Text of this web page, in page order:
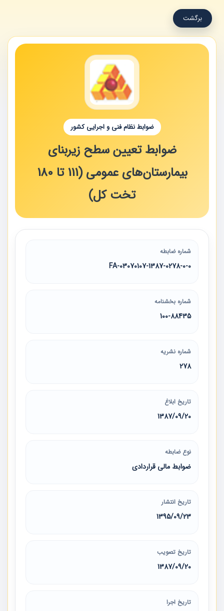
برگشت
ضوابط نظام فنی و اجرایی کشور
ضوابط تعیین سطح زیربنای
بیمارستان‌های عمومی (111 تا 180
تخت کل)
شماره ضابطه
03070107-1387-0278-0-0-FA
شماره بخشنامه
100-88435
شماره نشریه
278
تاریخ ابلاغ
1387/09/20
نوع ضابطه
ضوابط مالی قراردادی
تاریخ انتشار
1395/09/23
تاریخ تصویب
1387/09/20
تاریخ اجرا